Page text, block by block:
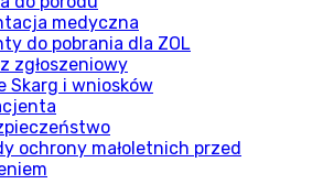
medyczna
do pobrania dla ZOL
zgłoszeniowy
Skarg i wniosków
ochrony małoletnich przed